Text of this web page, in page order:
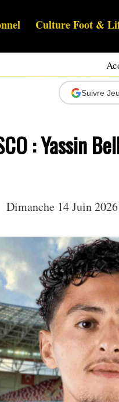
Culture Foot &
Suivre
: Yassin
Dimanche 14 Juin